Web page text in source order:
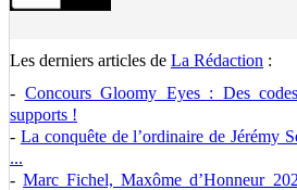
Les derniers articles de La Rédaction :
- Concours Gloomy Eyes : Des
supports !
- La conquête de l’ordinaire de Jérémy
...
-Marc Fichel, Maxôme d’Honneur